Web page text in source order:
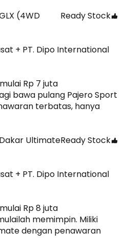
(4WD
Ready Stock
+ PT. Dipo International
Rp 7 juta
bawa pulang Pajero Sport
terbatas, hanya
UltimateReady Stock
+ PT. Dipo International
Rp 8 juta
memimpin. Miliki
dengan penawaran